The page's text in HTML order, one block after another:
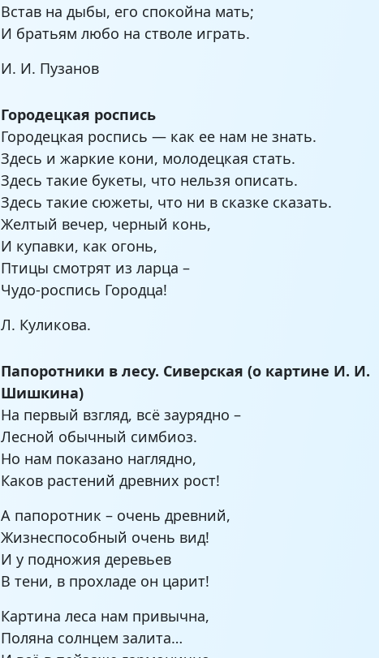
Встав на дыбы, его спокойна мать;
И братьям любо на стволе играть.
И. И. Пузанов
Городецкая роспись
Городецкая роспись — как ее нам не знать.
Здесь и жаркие кони, молодецкая стать.
Здесь такие букеты, что нельзя описать.
Здесь такие сюжеты, что ни в сказке сказать.
Желтый вечер, черный конь,
И купавки, как огонь,
Птицы смотрят из ларца –
Чудо-роспись Городца!
Л. Куликова.
Папоротники в лесу. Сиверская (о картине И. И.
Шишкина)
На первый взгляд, всё заурядно –
Лесной обычный симбиоз.
Но нам показано наглядно,
Каков растений древних рост!
А папоротник – очень древний,
Жизнеспособный очень вид!
И у подножия деревьев
В тени, в прохладе он царит!
Картина леса нам привычна,
Поляна солнцем залита…